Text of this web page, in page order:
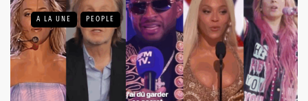
A LA UNE PEOPLE